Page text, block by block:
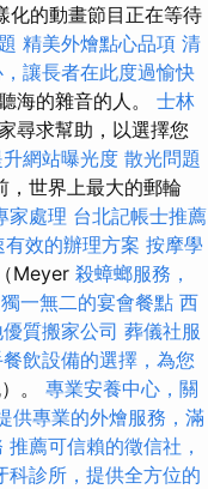
化的動畫節目正在等待
精美外燴點心品項 清
讓長者在此度過愉快
海的雜音的人。 士林
尋求幫助，以選擇您
網站曝光度 散光問題
，世界上最大的郵輪
家處理 台北記帳士推薦
效的辦理方案 按摩學
Meyer 殺蟑螂服務，
一無二的宴會餐點 西
質搬家公司 葬儀社服
飲設備的選擇，為您
。 專業安養中心，關
供專業的外燴服務，滿
推薦可信賴的徵信社，
科診所，提供全方位的